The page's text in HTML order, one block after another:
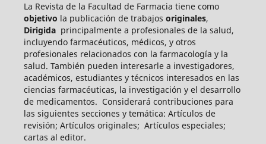
La Revista de la Facultad de Farmacia tiene como
objetivo la publicación de trabajos originales,
Dirigida principalmente a profesionales de la salud,
incluyendo farmacéuticos, médicos, y otros
profesionales relacionados con la farmacología y la
salud. También pueden interesarle a investigadores,
académicos, estudiantes y técnicos interesados en las
ciencias farmacéuticas, la investigación y el desarrollo
de medicamentos. Considerará contribuciones para
las siguientes secciones y temática: Artículos de
revisión; Artículos originales; Artículos especiales;
cartas al editor.